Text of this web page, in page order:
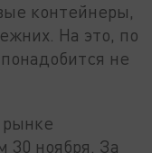
контейнеры,
На это, по
не
30 ноября. За